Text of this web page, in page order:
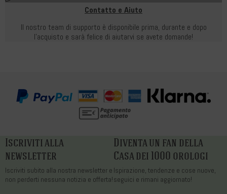
Contatto e Aiuto
Il nostro team di supporto è disponibile prima, durante e dopo
l'acquisto e sarà felice di aiutarvi se avete domande!
Iscriviti alla
newsletter
Iscriviti subito alla nostra newsletter e
non perderti nessuna notizia e offerta!
Diventa un fan della
Casa dei 1000 orologi
Ispirazione, tendenze e cose nuove,
seguici e rimani aggiornato!